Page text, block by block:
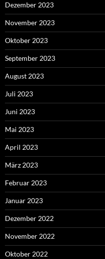
Dezember 2023
November 2023
Oktober 2023
September 2023
August 2023
Juli 2023
Juni 2023
Mai 2023
April 2023
März 2023
Februar 2023
Januar 2023
Dezember 2022
November 2022
Oktober 2022